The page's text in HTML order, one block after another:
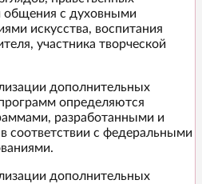
общения с духовными
искусства, воспитания
участника творческой
дополнительных
определяются
разработанными и
с федеральными
дополнительных